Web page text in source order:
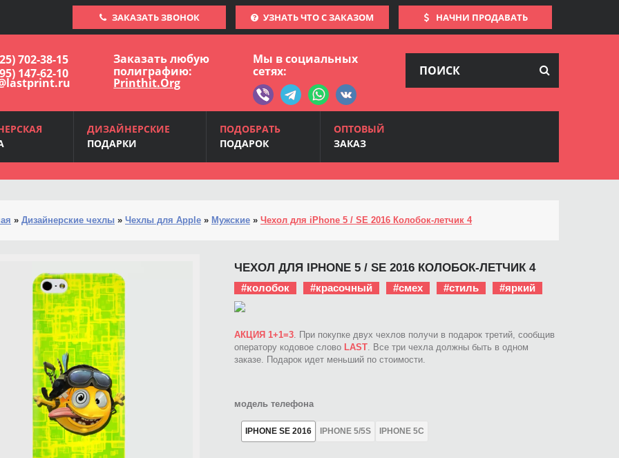
ЗАКАЗАТЬ ЗВОНОК УЗНАТЬ ЧТО С ЗАКАЗОМ НАЧНИ ПРОДАВАТЬ
702-38-15
147-62-10
Заказать любую
полиграфию:
Printhit.Org
Мы в социальных
сетях:
ДИЗАЙНЕРСКИЕ
ПОДАРКИ
ПОДОБРАТЬ
ПОДАРОК
ОПТОВЫЙ
ЗАКАЗ
» Дизайнерские чехлы » Чехлы для Apple » Мужские » Чехол для iPhone 5 / SE 2016 Колобок-летчик 4
ЧЕХОЛ ДЛЯ IPHONE 5 / SE 2016 КОЛОБОК-ЛЕТЧИК 4
#колобок #красочный #смех #стиль #яркий
АКЦИЯ 1+1=3. При покупке двух чехлов получи в подарок третий, сообщив
оператору кодовое слово LAST. Все три чехла должны быть в одном
заказе. Подарок идет меньший по стоимости.
модель телефона
IPHONE SE 2016 IPHONE 5/5S IPHONE 5C